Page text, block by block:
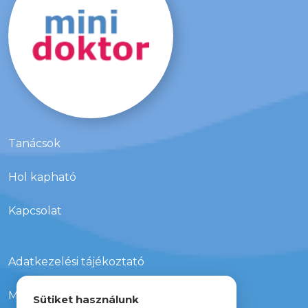
viselkednek az adott helyen.
Tanácsok
Hol kapható
Kapcsolat
Adatkezelési tájékoztató
Média megjelenések
Sütiket használunk